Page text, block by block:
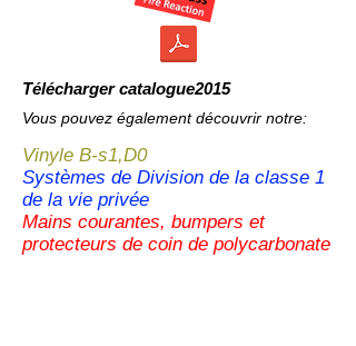
Télécharger catalogue2015
Vous pouvez également découvrir notre:
Vinyle B-s1,D0
Systèmes de Division de la classe 1
de la vie privée
Mains courantes, bumpers et
protecteurs de coin de polycarbonate